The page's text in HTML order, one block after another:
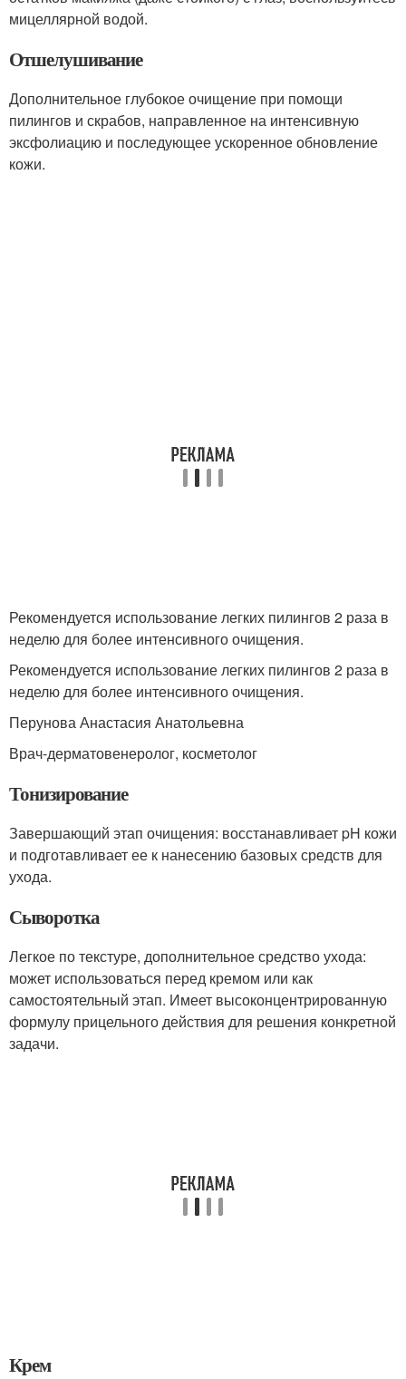
мицеллярной водой.
Отшелушивание
Дополнительное глубокое очищение при помощи
пилингов и скрабов, направленное на интенсивную
эксфолиацию и последующее ускоренное обновление
кожи.
Рекомендуется использование легких пилингов 2 раза в
неделю для более интенсивного очищения.
Рекомендуется использование легких пилингов 2 раза в
неделю для более интенсивного очищения.
Перунова Анастасия Анатольевна
Врач-дерматовенеролог, косметолог
Тонизирование
Завершающий этап очищения: восстанавливает pH кожи
и подготавливает ее к нанесению базовых средств для
ухода.
Сыворотка
Легкое по текстуре, дополнительное средство ухода:
может использоваться перед кремом или как
самостоятельный этап. Имеет высоконцентрированную
формулу прицельного действия для решения конкретной
задачи.
Крем